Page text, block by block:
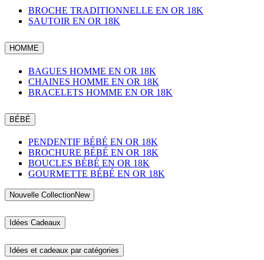
BROCHE TRADITIONNELLE EN OR 18K
SAUTOIR EN OR 18K
HOMME
BAGUES HOMME EN OR 18K
CHAINES HOMME EN OR 18K
BRACELETS HOMME EN OR 18K
BÉBÉ
PENDENTIF BÉBÉ EN OR 18K
BROCHURE BÉBÉ EN OR 18K
BOUCLES BÉBÉ EN OR 18K
GOURMETTE BÉBÉ EN OR 18K
Nouvelle CollectionNew
Idées Cadeaux
Idées et cadeaux par catégories